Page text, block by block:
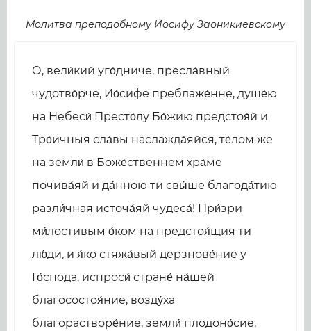
Молитва преподобному Иосифу Заоникиевскому
О, вели́кий уго́дниче, пресла́вный
чудотво́рче, Ио́сифе преблаже́нне, душе́ю
на Небеси́ Престо́лу Бо́жию предстоя́й и
Тро́ичныя сла́вы наслажда́яйся, те́лом же
на земли́ в Боже́ственнем хра́ме
почива́яй и да́нною ти свы́ше благода́тию
разли́чная источа́яй чудеса́! При́зри
ми́лостивым о́ком на предстоя́щия ти
лю́ди, и я́ко стяжа́вый дерзнове́ние у
Го́спода, испроси́ стране́ на́шей
благосостоя́ние, возду́ха
благорастворе́ние, земли́ плодоно́сие,